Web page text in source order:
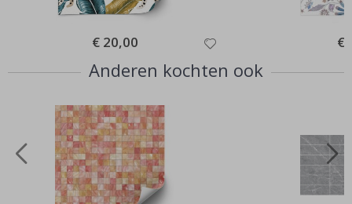
Special
Price
€ 20,00 €
Anderen kochten ook